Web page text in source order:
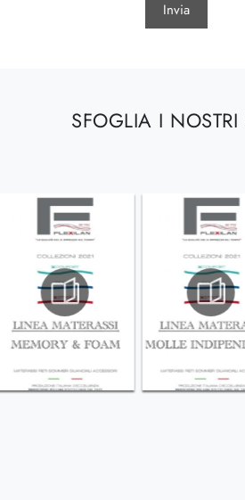
Invia
SFOGLIA I